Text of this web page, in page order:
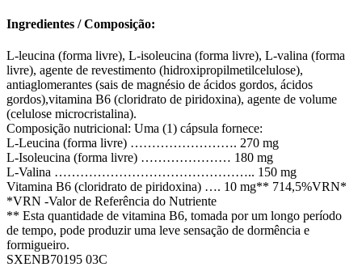
Ingredientes / Composição:
L-leucina (forma livre), L-isoleucina (forma livre), L-valina (forma
livre), agente de revestimento (hidroxipropilmetilcelulose),
antiaglomerantes (sais de magnésio de ácidos gordos, ácidos
gordos),vitamina B6 (cloridrato de piridoxina), agente de volume
(celulose microcristalina).
Composição nutricional: Uma (1) cápsula fornece:
L-Leucina (forma livre) ……………………. 270 mg
L-Isoleucina (forma livre) ………………… 180 mg
L-Valina ……………………………………….. 150 mg
Vitamina B6 (cloridrato de piridoxina) …. 10 mg** 714,5%VRN*
*VRN -Valor de Referência do Nutriente
** Esta quantidade de vitamina B6, tomada por um longo período
de tempo, pode produzir uma leve sensação de dormência e
formigueiro.
SXENB70195 03C